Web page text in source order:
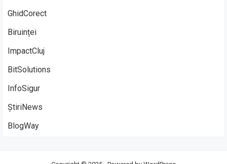
GhidCorect
Biruinței
ImpactCluj
BitSolutions
InfoSigur
ȘtiriNews
BlogWay